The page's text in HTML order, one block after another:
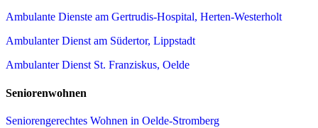
Ambulante Dienste am Gertrudis-Hospital, Herten-Westerholt
Ambulanter Dienst am Südertor, Lippstadt
Ambulanter Dienst St. Franziskus, Oelde
Seniorenwohnen
Seniorengerechtes Wohnen in Oelde-Stromberg